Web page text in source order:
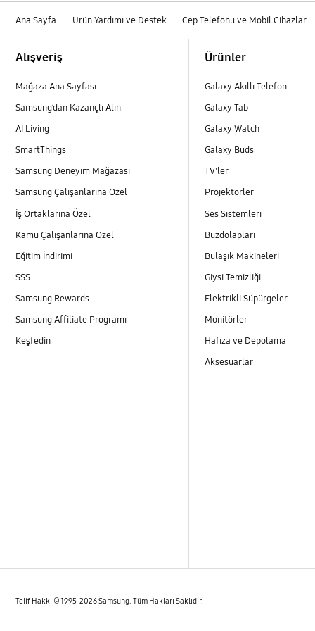
Ana Sayfa Ürün Yardımı ve Destek Cep Telefonu ve Mobil Cihazlar
Alışveriş
Mağaza Ana Sayfası
Samsung’dan Kazançlı Alın
AI Living
SmartThings
Samsung Deneyim Mağazası
Samsung Çalışanlarına Özel
İş Ortaklarına Özel
Kamu Çalışanlarına Özel
Eğitim İndirimi
SSS
Samsung Rewards
Samsung Affiliate Programı
Keşfedin
Ürünler
Galaxy Akıllı Telefon
Galaxy Tab
Galaxy Watch
Galaxy Buds
TV'ler
Projektörler
Ses Sistemleri
Buzdolapları
Bulaşık Makineleri
Giysi Temizliği
Elektrikli Süpürgeler
Monitörler
Hafıza ve Depolama
Aksesuarlar
Telif Hakkı © 1995-2026 Samsung. Tüm Hakları Saklıdır.